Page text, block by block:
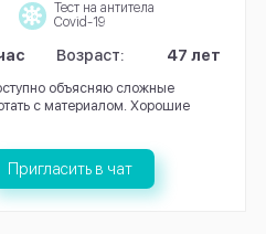
Тест на антитела
Covid-19
Возраст: 47 лет
объясняю сложные
с материалом. Хорошие
Пригласить в чат